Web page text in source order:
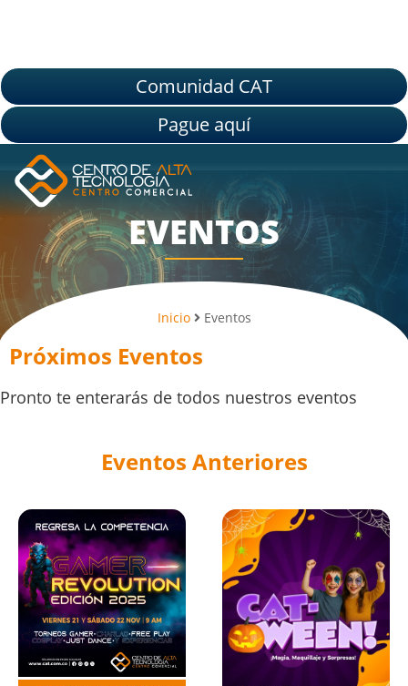
Comunidad CAT
Pague aquí
EVENTOS
Inicio Eventos
Próximos Eventos
Pronto te enterarás de todos nuestros eventos
Eventos Anteriores